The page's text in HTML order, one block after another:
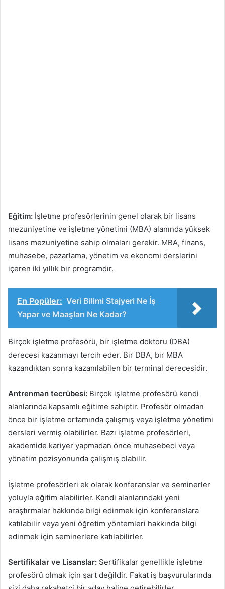
Eğitim: İşletme profesörlerinin genel olarak bir lisans
mezuniyetine ve işletme yönetimi (MBA) alanında yüksek
lisans mezuniyetine sahip olmaları gerekir. MBA, finans,
muhasebe, pazarlama, yönetim ve ekonomi derslerini
içeren iki yıllık bir programdır.
En Popüler: Veri Bilimi Stajyeri Ne İş
Yapar ve Maaşları Ne Kadar?
Birçok işletme profesörü, bir işletme doktoru (DBA)
derecesi kazanmayı tercih eder. Bir DBA, bir MBA
kazandıktan sonra kazanılabilen bir terminal derecesidir.
Antrenman tecrübesi: Birçok işletme profesörü kendi
alanlarında kapsamlı eğitime sahiptir. Profesör olmadan
önce bir işletme ortamında çalışmış veya işletme yönetimi
dersleri vermiş olabilirler. Bazı işletme profesörleri,
akademide kariyer yapmadan önce muhasebeci veya
yönetim pozisyonunda çalışmış olabilir.
İşletme profesörleri ek olarak konferanslar ve seminerler
yoluyla eğitim alabilirler. Kendi alanlarındaki yeni
araştırmalar hakkında bilgi edinmek için konferanslara
katılabilir veya yeni öğretim yöntemleri hakkında bilgi
edinmek için seminerlere katılabilirler.
Sertifikalar ve Lisanslar: Sertifikalar genellikle işletme
profesörü olmak için şart değildir. Fakat iş başvurularında